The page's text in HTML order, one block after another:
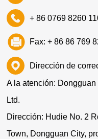
+ 86 0769 8260
Fax: + 86 86 769
Dirección de
A la atención:
Ltd.
Dirección: Hudie No. 2
Town, Dongguan City,